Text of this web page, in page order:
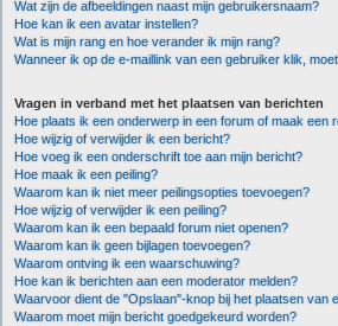
Wat zijn de afbeeldingen naast mijn gebruikersnaam?
Hoe kan ik een avatar instellen?
Wat is mijn rang en hoe verander ik mijn rang?
Wanneer ik op de e-maillink van een gebruiker klik,
Vragen in verband met het plaatsen van berichten
Hoe plaats ik een onderwerp in een forum of maak een
Hoe wijzig of verwijder ik een bericht?
Hoe voeg ik een onderschrift toe aan mijn bericht?
Hoe maak ik een peiling?
Waarom kan ik niet meer peilingsopties toevoegen?
Hoe wijzig of verwijder ik een peiling?
Waarom kan ik een bepaald forum niet openen?
Waarom kan ik geen bijlagen toevoegen?
Waarom ontving ik een waarschuwing?
Hoe kan ik berichten aan een moderator melden?
Waarvoor dient de "Opslaan"-knop bij het plaatsen van
Waarom moet mijn bericht goedgekeurd worden?